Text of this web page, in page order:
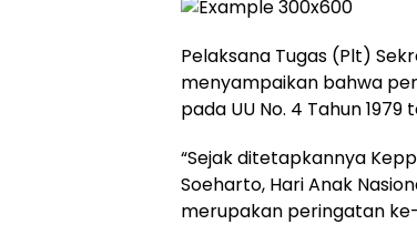
Pelaksana Tugas (Plt)
menyampaikan bahwa
pada UU No. 4 Tahun
“Sejak ditetapkannya
Soeharto, Hari Anak
merupakan peringatan